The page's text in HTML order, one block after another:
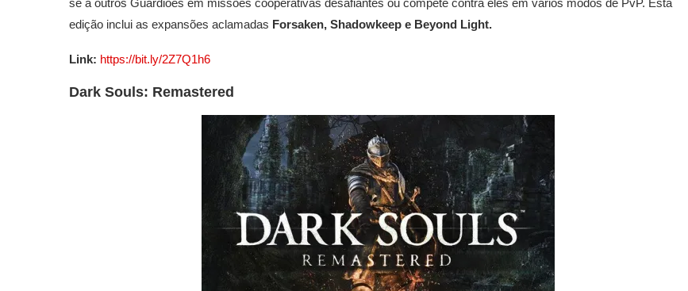
edição inclui as expansões aclamadas Forsaken, Shadowkeep e Beyond Light.
Link: https://bit.ly/2Z7Q1h6
Dark Souls: Remastered